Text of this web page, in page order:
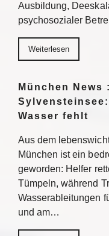
Ausbildung,
psychosozialer
Weiterlesen
München
Wasser fehlt
Aus dem
München ist ein
geworden: Helfer
Tümpeln, während
Wasserableitungen
und am…